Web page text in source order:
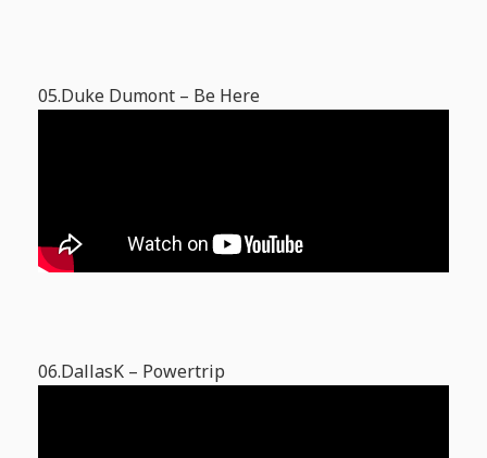
05.Duke Dumont – Be Here
06.DallasK – Powertrip